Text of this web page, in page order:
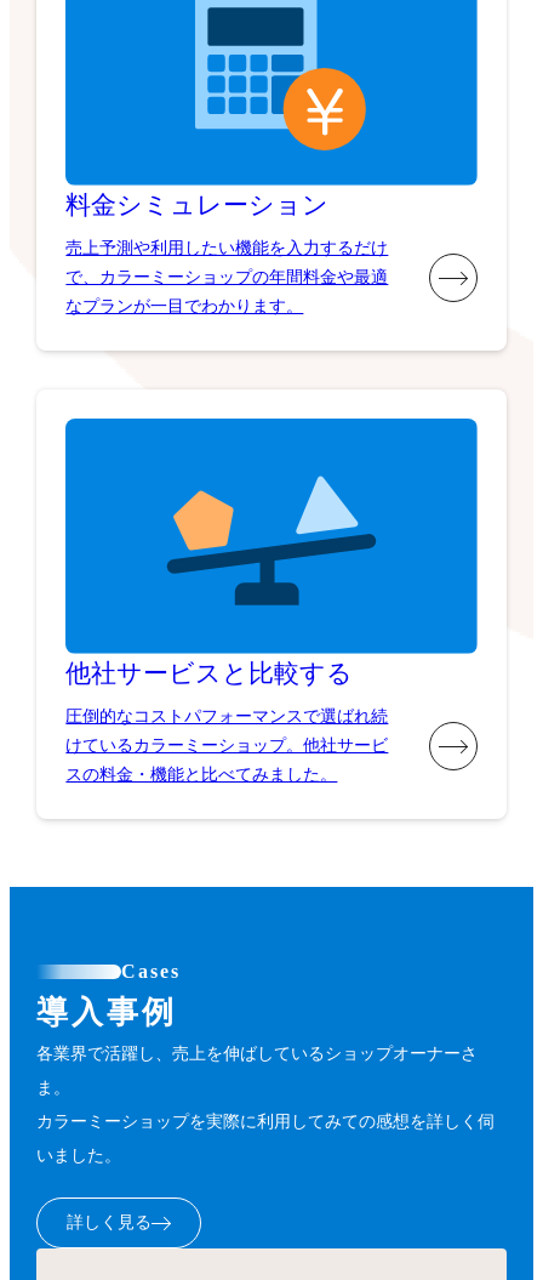
料金シミュレーション
売上予測や利用したい機能を入力するだけ
で、カラーミーショップの年間料金や最適
なプランが一目でわかります。
他社サービスと比較する
圧倒的なコストパフォーマンスで選ばれ続
けているカラーミーショップ。他社サービ
スの料金・機能と比べてみました。
Cases
導入事例
各業界で活躍し、売上を伸ばしているショップオーナーさ
ま。
カラーミーショップを実際に利用してみての感想を詳しく伺
いました。
詳しく見る